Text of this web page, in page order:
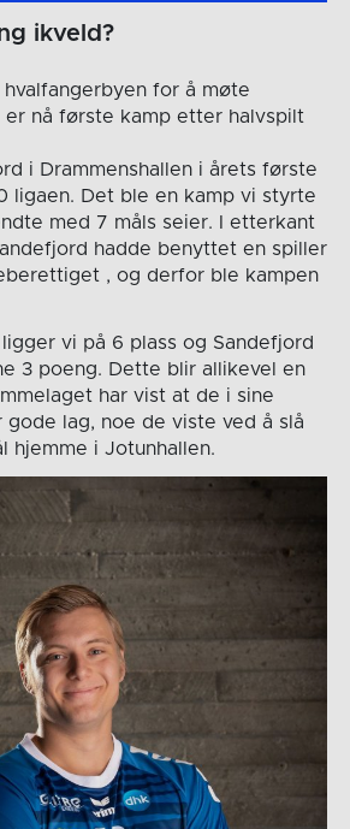
ikveld?
hvalfangerbyen for å møte
er nå første kamp etter halvspilt
i Drammenshallen i årets første
ligaen. Det ble en kamp vi styrte
med 7 måls seier. I etterkant
hadde benyttet en spiller
, og derfor ble kampen
vi på 6 plass og Sandefjord
3 poeng. Dette blir allikevel en
har vist at de i sine
gode lag, noe de viste ved å slå
hjemme i Jotunhallen.